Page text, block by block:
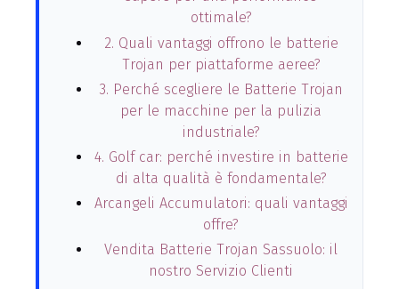
ottimale?
2. Quali vantaggi offrono le batterie
Trojan per piattaforme aeree?
3. Perché scegliere le Batterie Trojan
per le macchine per la pulizia
industriale?
4. Golf car: perché investire in batterie
di alta qualità è fondamentale?
Arcangeli Accumulatori: quali vantaggi
offre?
Vendita Batterie Trojan Sassuolo: il
nostro Servizio Clienti